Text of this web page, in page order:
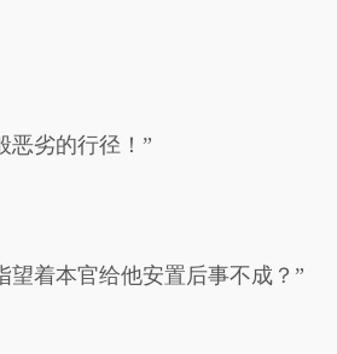
恶劣的行径！”
着本官给他安置后事不成？”